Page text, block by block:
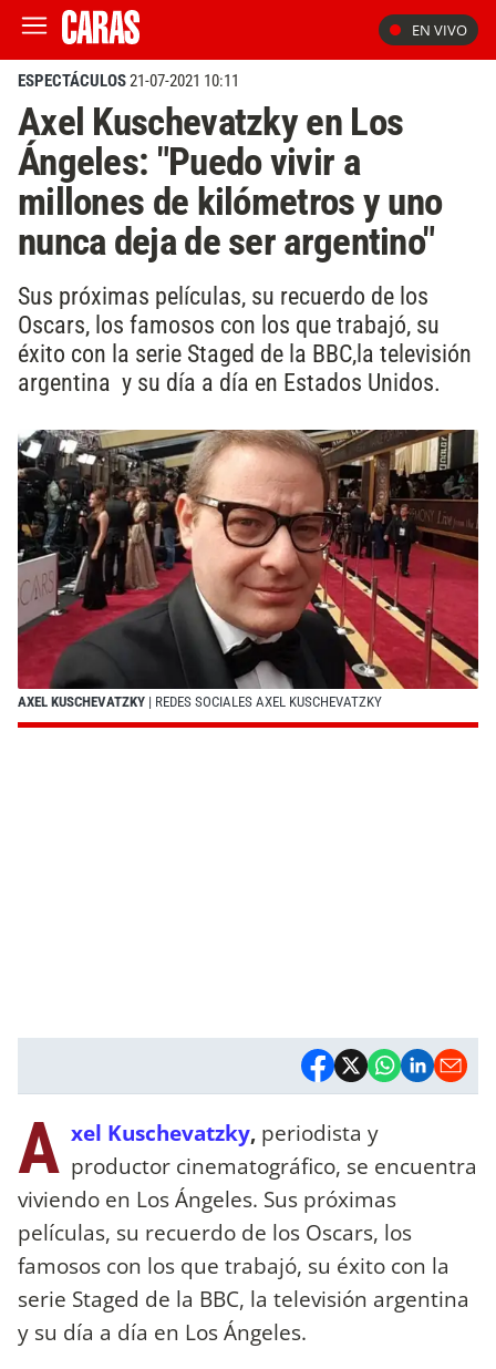
EN VIVO
ESPECTÁCULOS21-07-2021 10:11
Axel Kuschevatzky en Los
Ángeles: "Puedo vivir a
millones de kilómetros y uno
nunca deja de ser argentino"
Sus próximas películas, su recuerdo de los
Oscars, los famosos con los que trabajó, su
éxito con la serie Staged de la BBC,la televisión
argentina y su día a día en Estados Unidos.
AXEL KUSCHEVATZKY | REDES SOCIALES AXEL KUSCHEVATZKY
A xel Kuschevatzky, periodista y
productor cinematográfico, se encuentra
viviendo en Los Ángeles. Sus próximas
películas, su recuerdo de los Oscars, los
famosos con los que trabajó, su éxito con la
serie Staged de la BBC, la televisión argentina
y su día a día en Los Ángeles.